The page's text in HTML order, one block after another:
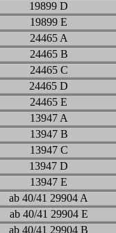
19899 D
19899 E
24465 A
24465 B
24465 C
24465 D
24465 E
13947 A
13947 B
13947 C
13947 D
13947 E
ab 40/41 29904 A
ab 40/41 29904 E
ab 40/41 29904 B